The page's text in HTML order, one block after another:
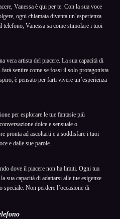
Vanessa è qui per te. Con la sua voce
ogni chiamata diventa un’esperienza
telefono, Vanessa sa come stimolare i tuoi
vera artista del piacere. La sua capacità di
sentire come se fossi il solo protagonista
è pensato per farti vivere un’esperienza
per esplorare le tue fantasie più
dolce e sensuale o
pronta ad ascoltarti e a soddisfare i tuoi
e dalle sue parole.
dove il piacere non ha limiti. Ogni tua
sua capacità di adattarsi alle tue esigenze
speciale. Non perdere l’occasione di